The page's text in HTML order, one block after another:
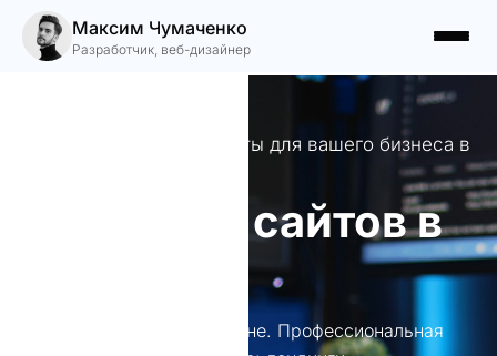
Максим Чумаченко
Разработчик, веб-дизайнер
Профессиональные сайты для вашего бизнеса в
Создание сайтов в
Создание сайтов в Жлобине. Профессиональная